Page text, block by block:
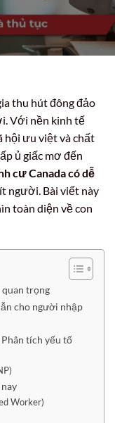
thu hút đông đảo
Với nền kinh tế
hội ưu việt và chất
ủ giấc mơ đến
cư Canada có dễ
người. Bài viết này
toàn diện về con
quan trọng
cho người nhập
tích yếu tố
Worker)